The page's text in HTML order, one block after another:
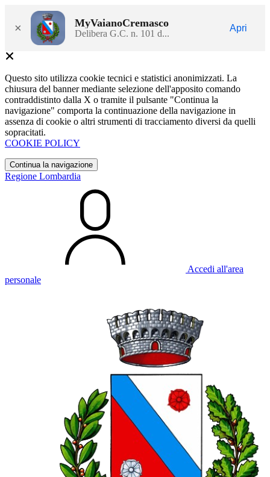
× MyVaianoCremasco
Delibera G.C. n. 101 d...
Apri
Questo sito utilizza cookie tecnici e statistici anonimizzati. La
chiusura del banner mediante selezione dell'apposito comando
contraddistinto dalla X o tramite il pulsante "Continua la
navigazione" comporta la continuazione della navigazione in
assenza di cookie o altri strumenti di tracciamento diversi da quelli
sopracitati.
COOKIE POLICY
Continua la navigazione
Regione Lombardia
Accedi all'area
personale